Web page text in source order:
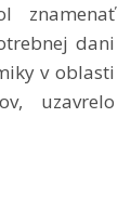
znamenať
dani
v oblasti
uzavrelo